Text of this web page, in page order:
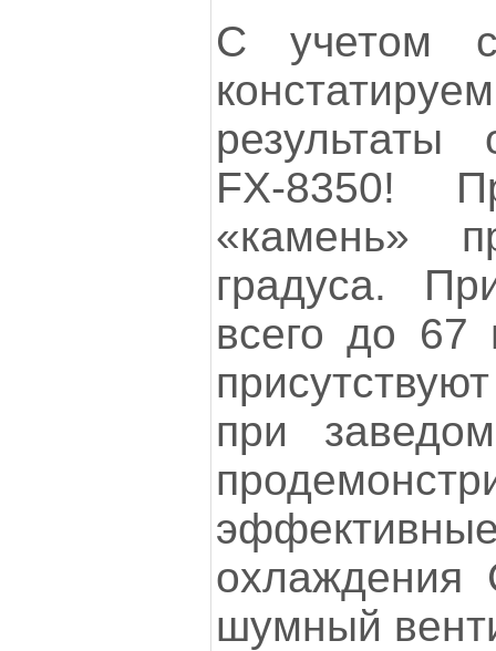
С учетом
результаты
FX-8350!
«камень»
градуса.
всего до 67
при
шумный